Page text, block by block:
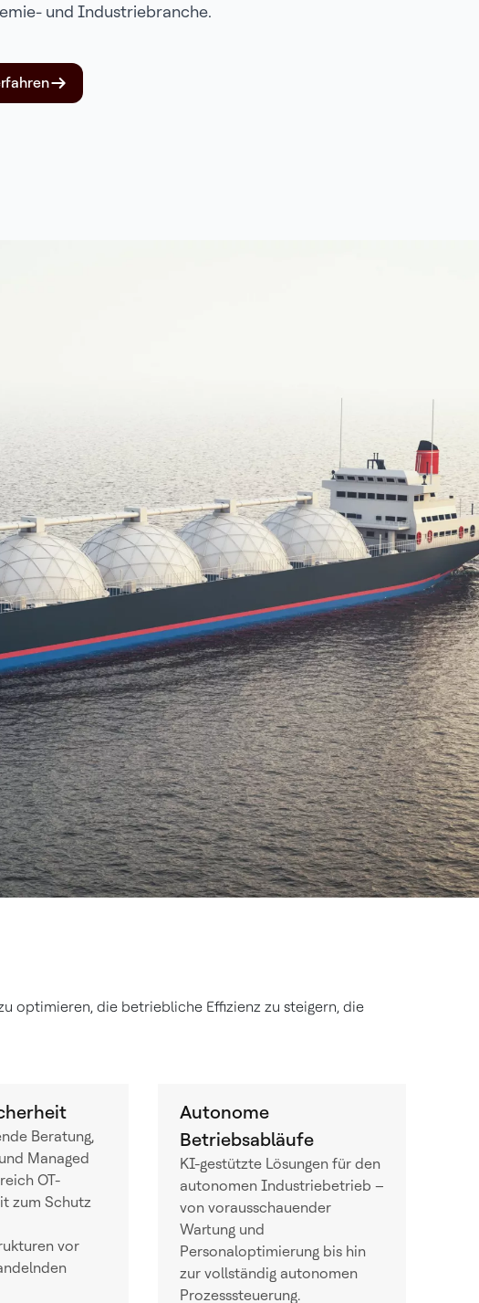
und Industriebranche.
optimieren, die betriebliche Effizienz zu steigern, die
Beratung,
Managed
OT-
zum Schutz
vor
Autonome
Betriebsabläufe
KI-gestützte Lösungen für den
autonomen Industriebetrieb –
von vorausschauender
Wartung und
Personaloptimierung bis hin
zur vollständig autonomen
Prozesssteuerung.